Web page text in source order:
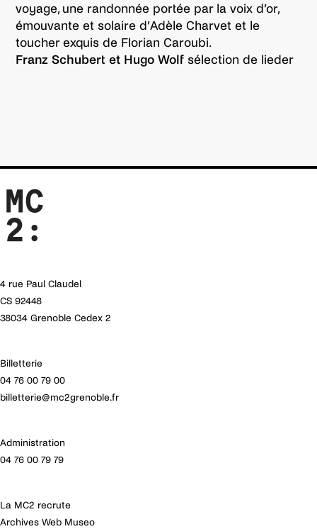
voyage, une randonnée portée par la voix d’or,
émouvante et solaire d’Adèle Charvet et le
toucher exquis de Florian Caroubi.
Franz Schubert et Hugo Wolf sélection de lieder
4 rue Paul Claudel
CS 92448
38034 Grenoble Cedex 2
Billetterie
04 76 00 79 00
billetterie@mc2grenoble.fr
Administration
04 76 00 79 79
La MC2 recrute
Archives Web Museo